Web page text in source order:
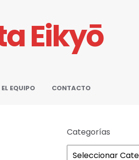
Eikyō
EL EQUIPO
CONTACTO
Categorías